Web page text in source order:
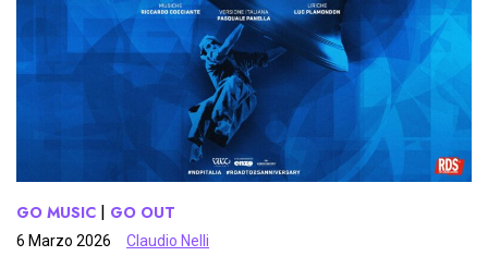
GO MUSIC | GO OUT
6 Marzo 2026 Claudio Nelli